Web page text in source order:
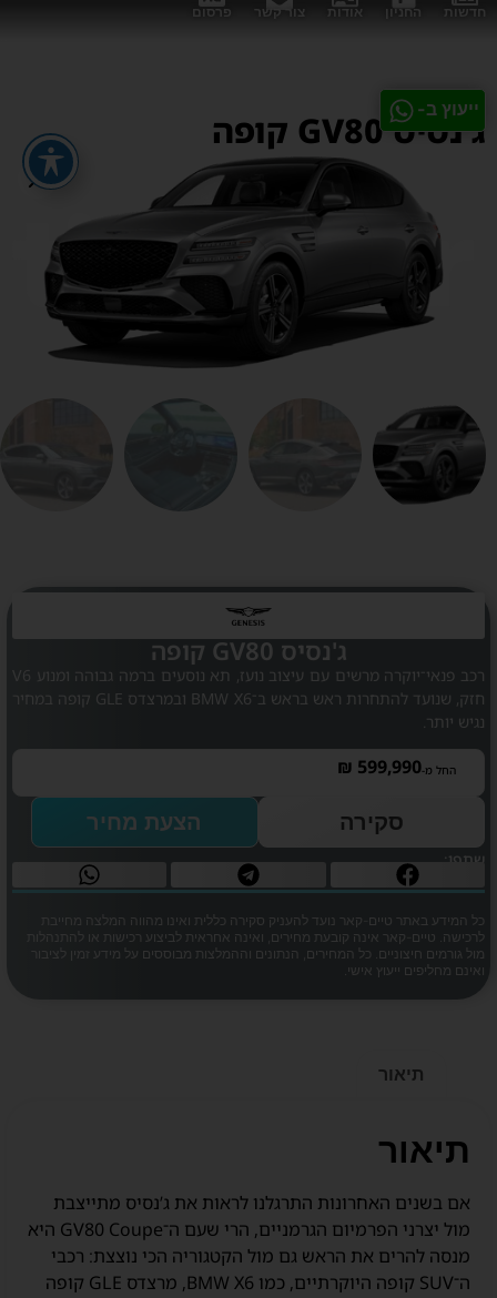
חדשות החניון אודות צור קשר פרסום
ייעוץ ב-
ג'נסיס GV80 קופה
ג'נסיס GV80 קופה
רכב פנאי־יוקרה מרשים עם עיצוב נועז, תא נוסעים ברמה גבוהה ומנוע V6
חזק, שנועד להתחרות ראש בראש ב־BMW X6 ובמרצדס GLE קופה במחיר
נגיש יותר.
החל מ- ₪ 599,990
סקירה הצעת מחיר
שתפו:
כל המידע באתר טיים-קאר נועד להעניק סקירה כללית ואינו מהווה המלצה מחייבת
לרכישה. טיים-קאר אינה קובעת מחירים, ואינה אחראית לביצוע רכישות או להתנהלות
מול גורמים חיצוניים. כל המחירים, הנתונים וההמלצות מבוססים על מידע זמין לציבור
ואינם מחליפים ייעוץ אישי.
תיאור
תיאור
אם בשנים האחרונות התרגלנו לראות את ג’נסיס מתייצבת
מול יצרני הפרמיום הגרמניים, הרי שעם ה־GV80 Coupe היא
מנסה להרים את הראש גם מול הקטגוריה הכי נוצצת: רכבי
ה־SUV קופה היוקרתיים, כמו BMW X6, מרצדס GLE קופה